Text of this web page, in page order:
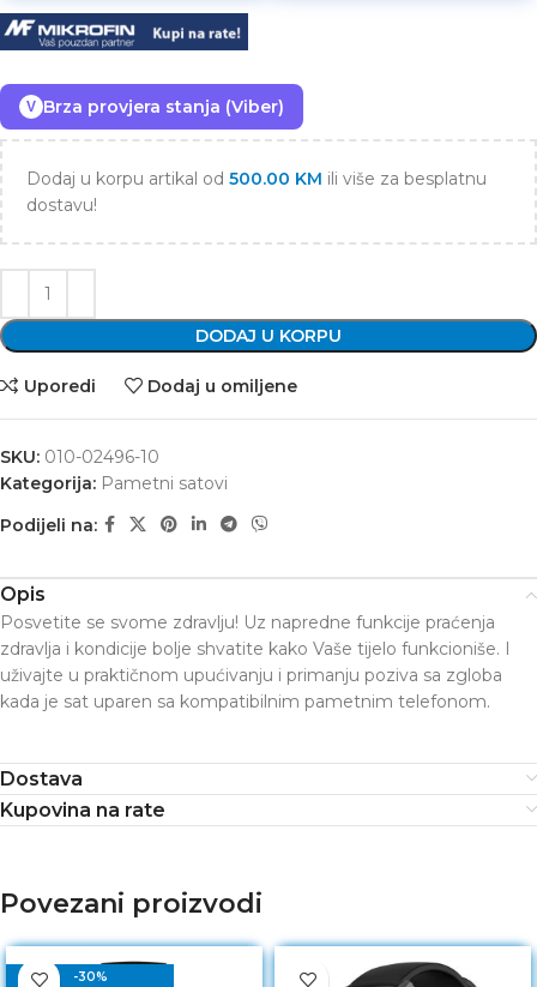
V Brza provjera stanja (Viber)
Dodaj u korpu artikal od 500.00 KM ili više za besplatnu
dostavu!
DODAJ U KORPU
Uporedi Dodaj u omiljene
SKU: 010-02496-10
Kategorija: Pametni satovi
Podijeli na:
Opis
Posvetite se svome zdravlju! Uz napredne funkcije praćenja
zdravlja i kondicije bolje shvatite kako Vaše tijelo funkcioniše. I
uživajte u praktičnom upućivanju i primanju poziva sa zgloba
kada je sat uparen sa kompatibilnim pametnim telefonom.
Dostava
Kupovina na rate
Povezani proizvodi
-30%